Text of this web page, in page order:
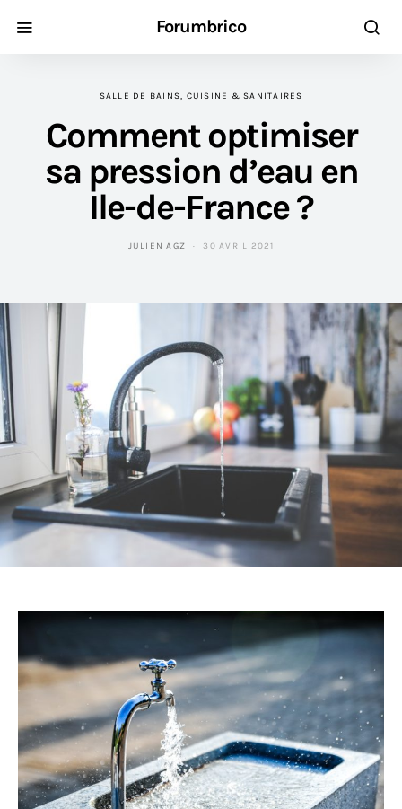
Forumbrico
SALLE DE BAINS, CUISINE & SANITAIRES
Comment optimiser
sa pression d’eau en
Ile-de-France ?
JULIEN AGZ 30 AVRIL 2021